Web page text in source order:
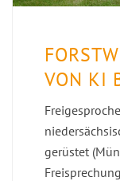
VON KI
gerüstet